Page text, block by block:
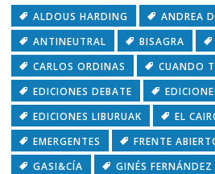
ALDOUS HARDING
ANDREA
ANTINEUTRAL
BISAGRA
CARLOS ORDINAS
CUANDO
EDICIONES DEBATE
EDICIONES LIBURUAK
EL
EMERGENTES
FRENTE
GASI&CÍA
GINÉS FERNÁNDEZ